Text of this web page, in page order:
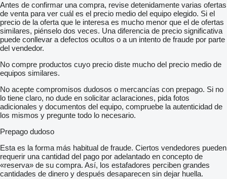
Antes de confirmar una compra, revise detenidamente varias ofertas
de venta para ver cuál es el precio medio del equipo elegido. Si el
precio de la oferta que le interesa es mucho menor que el de ofertas
similares, piénselo dos veces. Una diferencia de precio significativa
puede conllevar a defectos ocultos o a un intento de fraude por parte
del vendedor.
No compre productos cuyo precio diste mucho del precio medio de
equipos similares.
No acepte compromisos dudosos o mercancías con prepago. Si no
lo tiene claro, no dude en solicitar aclaraciones, pida fotos
adicionales y documentos del equipo, compruebe la autenticidad de
los mismos y pregunte todo lo necesario.
Prepago dudoso
Esta es la forma más habitual de fraude. Ciertos vendedores pueden
requerir una cantidad del pago por adelantado en concepto de
«reserva» de su compra. Así, los estafadores perciben grandes
cantidades de dinero y después desaparecen sin dejar huella.